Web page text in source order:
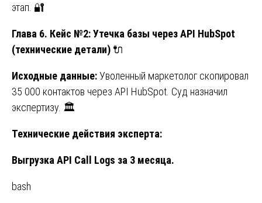
этап. 🔐
Глава 6. Кейс №2: Утечка базы через API HubSpot
(технические детали) 🔌
Исходные данные:Уволенный маркетолог скопировал
35 000 контактов через API HubSpot. Суд назначил
экспертизу. 🏛️
Технические действия эксперта:
Выгрузка API Call Logs за 3 месяца.
bash